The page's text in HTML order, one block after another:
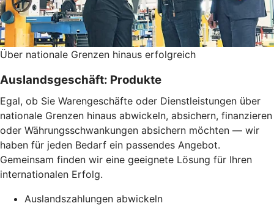
Über nationale Grenzen hinaus erfolgreich
Auslandsgeschäft: Produkte
Egal, ob Sie Warengeschäfte oder Dienstleistungen über
nationale Grenzen hinaus abwickeln, absichern, finanzieren
oder Währungsschwankungen absichern möchten — wir
haben für jeden Bedarf ein passendes Angebot.
Gemeinsam finden wir eine geeignete Lösung für Ihren
internationalen Erfolg.
Auslandszahlungen abwickeln